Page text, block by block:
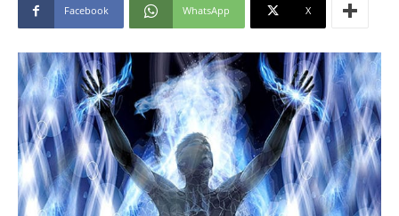
Facebook WhatsApp X